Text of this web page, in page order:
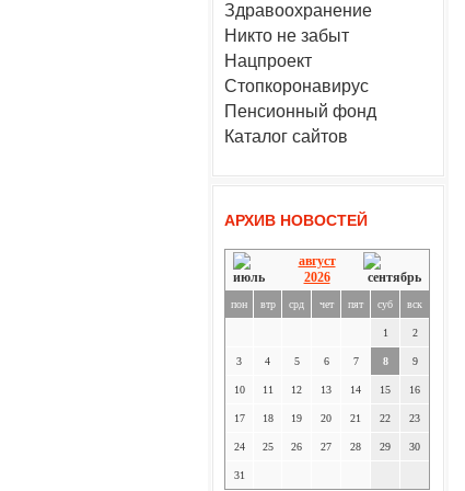
Здравоохранение
Никто не забыт
Нацпроект
Стопкоронавирус
Пенсионный фонд
Каталог сайтов
АРХИВ НОВОСТЕЙ
август
2026
пон втр срд чет пят суб вск
1 2
3 4 5 6 7 8 9
10 11 12 13 14 15 16
17 18 19 20 21 22 23
24 25 26 27 28 29 30
31